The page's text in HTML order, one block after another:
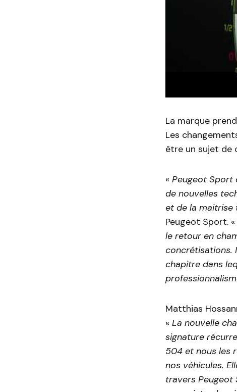
La marque
Les
être un sujet de
« Peugeot Sport
de nouvelles
et de la maitrise
Peugeot Sport. «
le retour en
concrétisations.
chapitre dans
Matthias
« La nouvelle
signature
504 et nous les
nos véhicules.
travers Peugeot